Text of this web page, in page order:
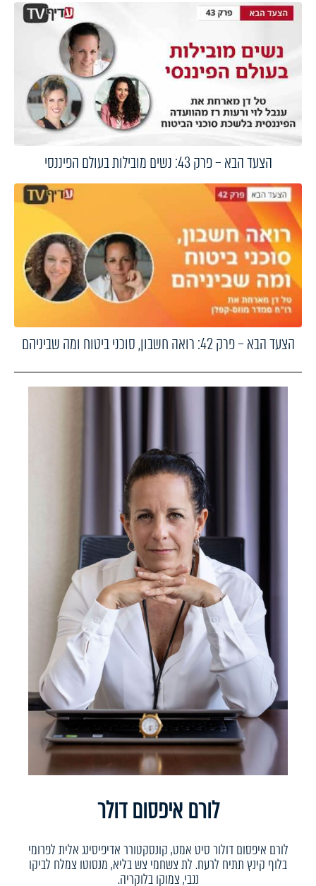
הצעד הבא – פרק 43: נשים מובילות בעולם הפיננסי
הצעד הבא – פרק 42: רואה חשבון, סוכני ביטוח ומה שביניהם
לורם איפסום דולר
לורם איפסום דולור סיט אמט, קונסקטורר אדיפיסינג אלית לפרומי
בלוף קינץ תתיח לרעח. לת צשחמי צש בליא, מנסוטו צמלח לביקו
ננבי, צמוקו בלוקריה.